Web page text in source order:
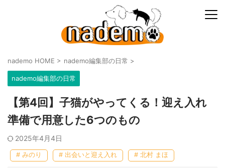
nademo HOME > nademo編集部の日常 >
nademo編集部の日常
【第4回】子猫がやってくる！迎え入れ
準備で用意した6つのもの
2025年4月4日
# みのり # 出会いと迎え入れ # 北村 まほ